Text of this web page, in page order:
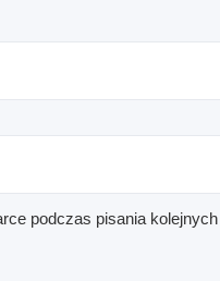
podczas pisania